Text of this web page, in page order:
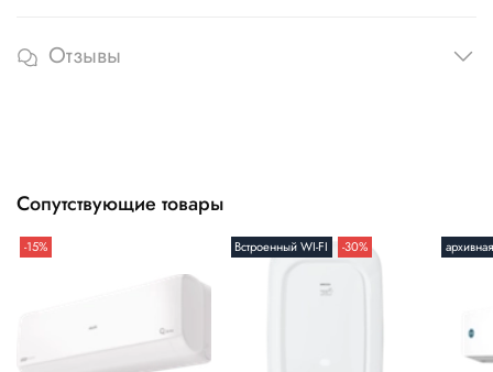
Отзывы
Сопутствующие товары
-15% Встроенный WI-FI -30%